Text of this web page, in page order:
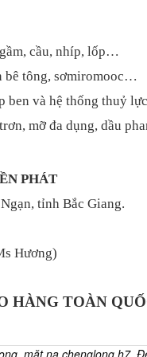
cầu, nhíp, lốp…
bê tông, sơmiromooc…
ben và hệ thống thuỷ
mỡ đa dụng, dầu
PHÁT
tỉnh Bắc Giang.
Hương)
HÀNG TOÀN
, mặt nạ chenglong h7,